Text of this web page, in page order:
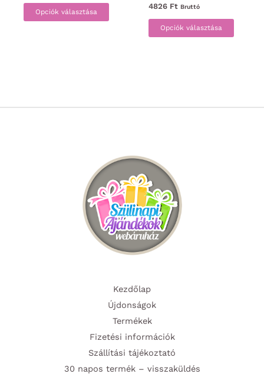
Opciók választása
Ennek
a
terméknek
választhatók
ki
4826 Ft Bruttó
Opciók választása
Ennek
a
Kezdőlap
Újdonságok
Termékek
Fizetési információk
Szállítási tájékoztató
30 napos termék – visszaküldés